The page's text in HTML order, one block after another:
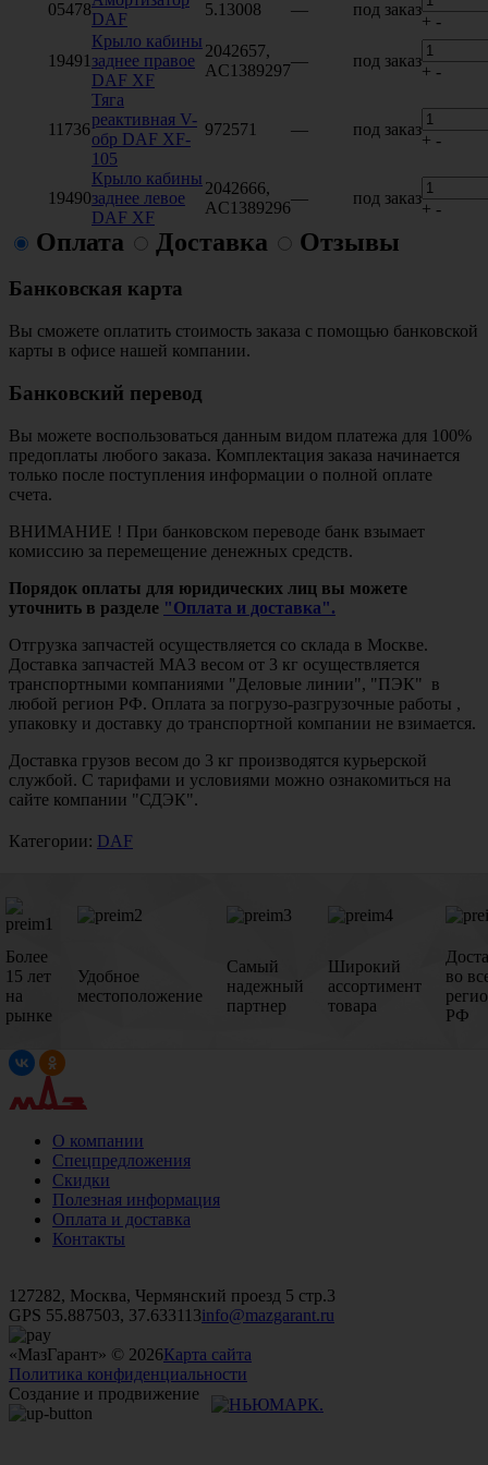
05478
DAF
5.13008 — под заказ
+ -
19491
Крыло кабины
заднее правое
DAF XF
2042657,
AC1389297
— под заказ
+ -
11736
Тяга
реактивная V-
обр DAF XF-
105
972571 — под заказ
+ -
19490
Крыло кабины
заднее левое
DAF XF
2042666,
AC1389296
— под заказ
+ -
Оплата Доставка Отзывы
Банковская карта
Вы сможете оплатить стоимость заказа с помощью банковской
карты в офисе нашей компании.
Банковский перевод
Вы можете воспользоваться данным видом платежа для 100%
предоплаты любого заказа. Комплектация заказа начинается
только после поступления информации о полной оплате
счета.
ВНИМАНИЕ ! При банковском переводе банк взымает
комиссию за перемещение денежных средств.
Порядок оплаты для юридических лиц вы можете
уточнить в разделе "Оплата и доставка".
Отгрузка запчастей осуществляется со склада в Москве.
Доставка запчастей МАЗ весом от 3 кг осуществляется
транспортными компаниями "Деловые линии", "ПЭК" в
любой регион РФ. Оплата за погрузо-разгрузочные работы ,
упаковку и доставку до транспортной компании не взимается.
Доставка грузов весом до 3 кг производятся курьерской
службой. С тарифами и условиями можно ознакомиться на
сайте компании "СДЭК".
Категории: DAF
Более
15 лет
на
рынке
Удобное
местоположение
Самый
надежный
партнер
Широкий
ассортимент
товара
во
РФ
О компании
Спецпредложения
Скидки
Полезная информация
Оплата и доставка
Контакты
127282, Москва, Чермянский проезд 5 стр.3
GPS 55.887503, 37.633113info@mazgarant.ru
«МазГарант» © 2026Карта сайта
Политика конфиденциальности
Создание и продвижение